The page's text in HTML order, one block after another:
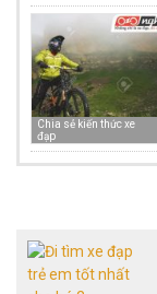
Chia sẻ kiến thức xe
đạp